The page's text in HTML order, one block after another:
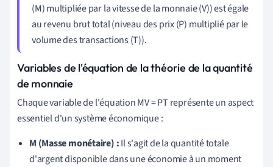
(M) multipliée par la vitesse de la monnaie (V)) est égale
au revenu brut total (niveau des prix (P) multiplié par le
volume des transactions (T)).
Variables de l'équation de la théorie de la quantité
de monnaie
Chaque variable de l'équation MV = PT représente un aspect
essentiel d'un système économique :
M (Masse monétaire) :Il s'agit de la quantité totale
d'argent disponible dans une économie à un moment